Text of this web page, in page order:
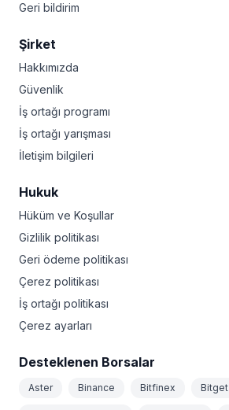
Geri bildirim
Şirket
Hakkımızda
Güvenlik
İş ortağı programı
İş ortağı yarışması
İletişim bilgileri
Hukuk
Hüküm ve Koşullar
Gizlilik politikası
Geri ödeme politikası
Çerez politikası
İş ortağı politikası
Çerez ayarları
Desteklenen Borsalar
Aster Binance Bitfinex Bitget